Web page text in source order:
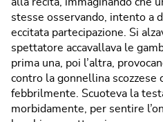
stesse osservando, intento a
eccitata partecipazione. Si
spettatore accavallava le
prima una, poi l’altra,
contro la gonnellina scozzese
febbrilmente. Scuoteva la
morbidamente, per sentire